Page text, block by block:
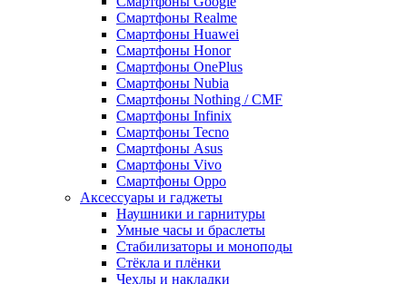
Смартфоны Realme
Смартфоны Huawei
Смартфоны Honor
Смартфоны OnePlus
Смартфоны Nubia
Смартфоны Nothing / CMF
Смартфоны Infinix
Смартфоны Tecno
Смартфоны Asus
Смартфоны Vivo
Смартфоны Oppo
Аксессуары и гаджеты
Наушники и гарнитуры
Умные часы и браслеты
Стабилизаторы и моноподы
Стёкла и плёнки
Чехлы и накладки